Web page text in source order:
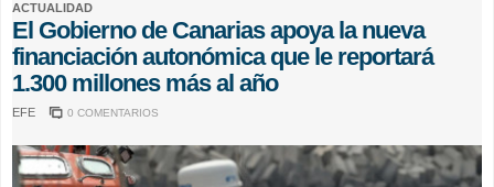
ACTUALIDAD
El Gobierno de Canarias apoya la nueva
financiación autonómica que le reportará
1.300 millones más al año
EFE 0 COMENTARIOS